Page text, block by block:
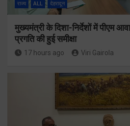
राज्य ALL देहरादून
मुख्यमंत्री के दिशा-निर्देशों में पीएम
प्रगति की हुई समीक्षा
17 hours ago Viri Gairola